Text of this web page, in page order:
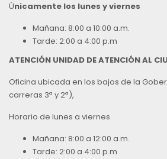
Únicamente los lunes y viernes
Mañana: 8:00 a 10:00 a.m.
Tarde: 2:00 a 4:00 p.m
ATENCIÓN UNIDAD DE ATENCIÓN AL
Oficina ubicada en los bajos de la
carreras 3ª y 2ª),
Horario de lunes a viernes
Mañana: 8:00 a 12:00 a.m.
Tarde: 2:00 a 4:00 p.m